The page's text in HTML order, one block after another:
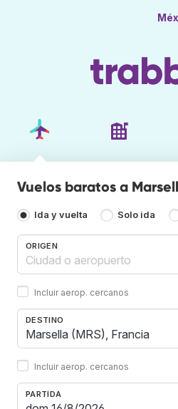
Vuelos baratos a
Ida y vuelta Solo ida
ORIGEN
Incluir aerop. cercanos
DESTINO
Incluir aerop. cercanos
PARTIDA